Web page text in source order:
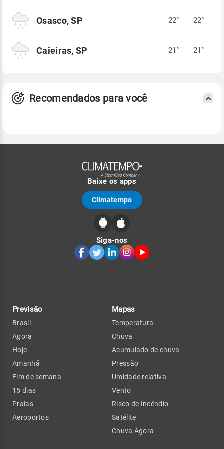
Osasco, SP 22° 22°
Caieiras, SP 21° 21°
Recomendados para você
Baixe os apps
Climatempo
Siga-nos
Previsão
Brasil
Agora
Hoje
Amanhã
Fim de semana
15 dias
Praias
Aeroportos
Mapas
Temperatura
Chuva
Acumulado de chuva
Pressão
Umidade relativa
Vento
Risco de Incêndio
Satélite
Chuva Agora